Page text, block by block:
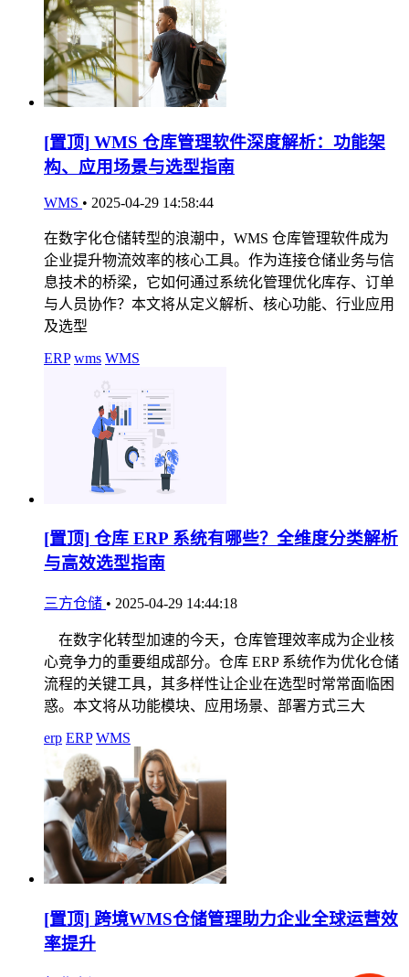
[置顶] WMS 仓库管理软件深度解析：功能架
构、应用场景与选型指南
WMS • 2025-04-29 14:58:44
在数字化仓储转型的浪潮中，WMS 仓库管理软件成为
企业提升物流效率的核心工具。作为连接仓储业务与信
息技术的桥梁，它如何通过系统化管理优化库存、订单
与人员协作？本文将从定义解析、核心功能、行业应用
及选型
ERP wms WMS
[置顶] 仓库 ERP 系统有哪些？全维度分类解析
与高效选型指南
三方仓储 • 2025-04-29 14:44:18
在数字化转型加速的今天，仓库管理效率成为企业核
心竞争力的重要组成部分。仓库 ERP 系统作为优化仓储
流程的关键工具，其多样性让企业在选型时常常面临困
惑。本文将从功能模块、应用场景、部署方式三大
erp ERP WMS
[置顶] 跨境WMS仓储管理助力企业全球运营效
率提升